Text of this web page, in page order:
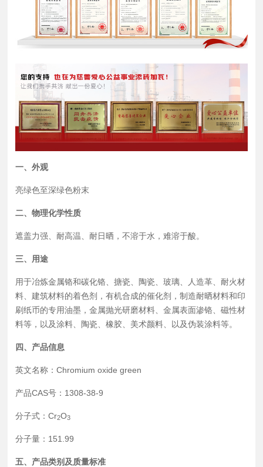
一、外观
亮绿色至深绿色粉末
二、物理化学性质
遮盖力强、耐高温、耐日晒，不溶于水，难溶于酸。
三、用途
用于冶炼金属铬和碳化铬、搪瓷、陶瓷、玻璃、人造革、耐火材
料、建筑材料的着色剂，有机合成的催化剂，制造耐晒材料和印
刷纸币的专用油墨，金属抛光研磨材料、金属表面渗铬、磁性材
料等，以及涂料、陶瓷、橡胶、美术颜料、以及伪装涂料等。
四、产品信息
英文名称：Chromium oxide green
产品CAS号：1308-38-9
分子式：Cr2O3
分子量：151.99
五、产品类别及质量标准